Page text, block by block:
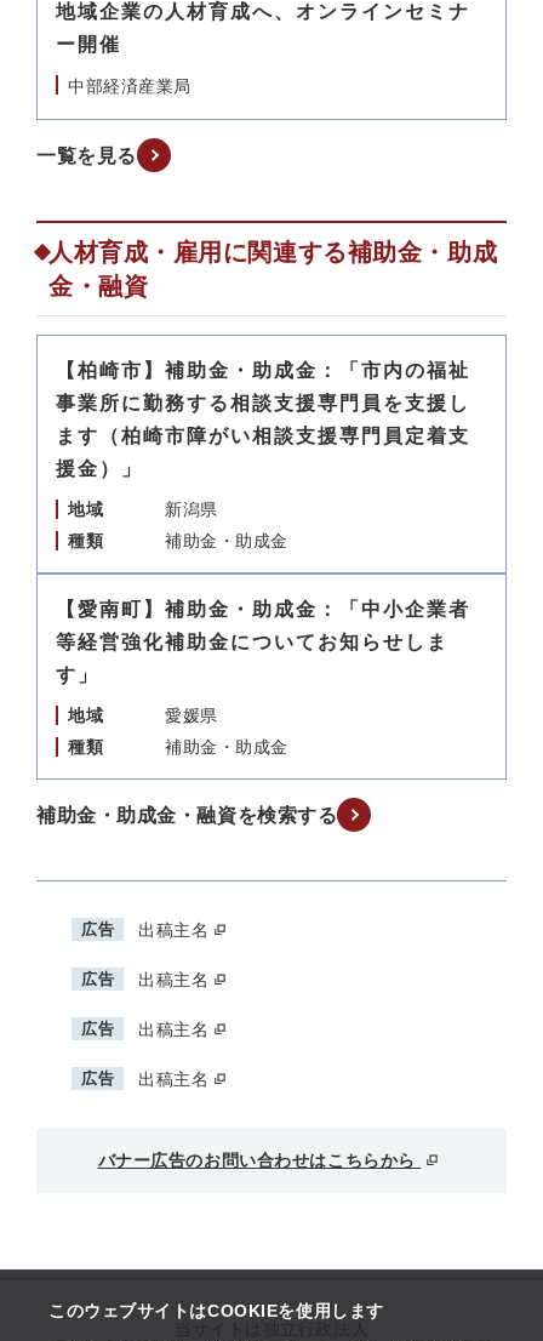
このウェブサイトはCOOKIEを使用します
地域企業の人材育成へ、オンラインセミナ
ー開催
中部経済産業局
一覧を見る
人材育成・雇用に関連する補助金・助成
金・融資
【柏崎市】補助金・助成金：「市内の福祉
事業所に勤務する相談支援専門員を支援し
ます（柏崎市障がい相談支援専門員定着支
援金）」
地域
新潟県
種類
補助金・助成金
【愛南町】補助金・助成金：「中小企業者
等経営強化補助金についてお知らせしま
す」
地域
愛媛県
種類
補助金・助成金
補助金・助成金・融資を検索する
広告 出稿主名
広告 出稿主名
広告 出稿主名
広告 出稿主名
バナー広告のお問い合わせはこちらから